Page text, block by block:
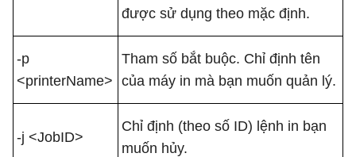
được sử dụng theo mặc định.
-p
<printerName>
Tham số bắt buộc. Chỉ định tên
của máy in mà bạn muốn quản lý.
-j <JobID>
Chỉ định (theo số ID) lệnh in bạn
muốn hủy.